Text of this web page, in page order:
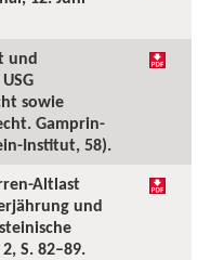
und
sowie
Gamprin-
Institut, 58).
Altlast
und
S. 82–89.